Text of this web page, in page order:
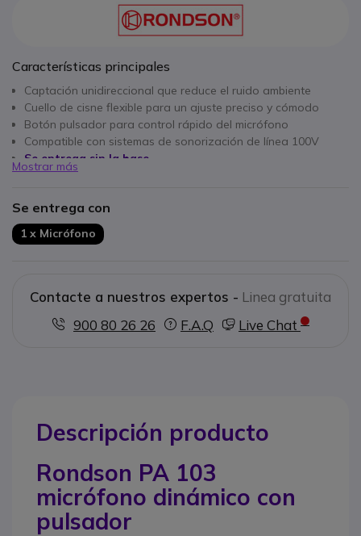
Características principales
Captación unidireccional que reduce el ruido ambiente
Cuello de cisne flexible para un ajuste preciso y cómodo
Botón pulsador para control rápido del micrófono
Compatible con sistemas de sonorización de línea 100V
Se entrega sin la base
Mostrar más
Se entrega con
1 x Micrófono
Contacte a nuestros expertos - Linea gratuita
900 80 26 26
F.A.Q Live Chat
Descripción producto
Rondson PA 103
micrófono dinámico con
pulsador